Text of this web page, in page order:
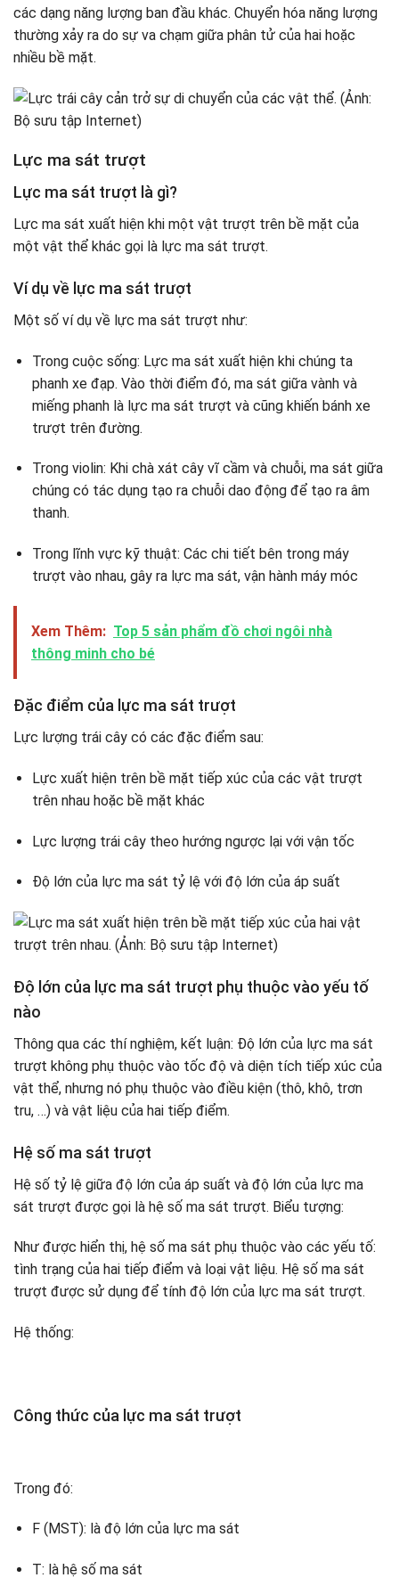
các dạng năng lượng ban đầu khác. Chuyển hóa năng lượng
thường xảy ra do sự va chạm giữa phân tử của hai hoặc
nhiều bề mặt.
Lực ma sát trượt
Lực ma sát trượt là gì?
Lực ma sát xuất hiện khi một vật trượt trên bề mặt của
một vật thể khác gọi là lực ma sát trượt.
Ví dụ về lực ma sát trượt
Một số ví dụ về lực ma sát trượt như:
Trong cuộc sống: Lực ma sát xuất hiện khi chúng ta
phanh xe đạp. Vào thời điểm đó, ma sát giữa vành và
miếng phanh là lực ma sát trượt và cũng khiến bánh xe
trượt trên đường.
Trong violin: Khi chà xát cây vĩ cầm và chuỗi, ma sát giữa
chúng có tác dụng tạo ra chuỗi dao động để tạo ra âm
thanh.
Trong lĩnh vực kỹ thuật: Các chi tiết bên trong máy
trượt vào nhau, gây ra lực ma sát, vận hành máy móc
Xem Thêm: Top 5 sản phẩm đồ chơi ngôi nhà
thông minh cho bé
Đặc điểm của lực ma sát trượt
Lực lượng trái cây có các đặc điểm sau:
Lực xuất hiện trên bề mặt tiếp xúc của các vật trượt
trên nhau hoặc bề mặt khác
Lực lượng trái cây theo hướng ngược lại với vận tốc
Độ lớn của lực ma sát tỷ lệ với độ lớn của áp suất
Độ lớn của lực ma sát trượt phụ thuộc vào yếu tố
nào
Thông qua các thí nghiệm, kết luận: Độ lớn của lực ma sát
trượt không phụ thuộc vào tốc độ và diện tích tiếp xúc của
vật thể, nhưng nó phụ thuộc vào điều kiện (thô, khô, trơn
tru, …) và vật liệu của hai tiếp điểm.
Hệ số ma sát trượt
Hệ số tỷ lệ giữa độ lớn của áp suất và độ lớn của lực ma
sát trượt được gọi là hệ số ma sát trượt. Biểu tượng:
Như được hiển thị, hệ số ma sát phụ thuộc vào các yếu tố:
tình trạng của hai tiếp điểm và loại vật liệu. Hệ số ma sát
trượt được sử dụng để tính độ lớn của lực ma sát trượt.
Hệ thống:
Công thức của lực ma sát trượt
Trong đó:
F (MST): là độ lớn của lực ma sát
T: là hệ số ma sát